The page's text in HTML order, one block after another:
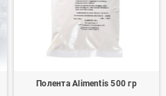
Полента Alimentis 500 гр